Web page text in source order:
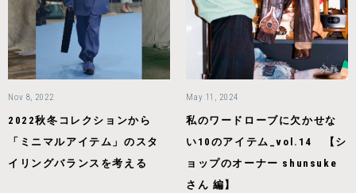
Nov 8, 2022
2022秋冬コレクションから
「ミニマルアイテム」のスタ
イリングバランスを考える
May 11, 2024
私のワードローブに欠かせな
い10のアイテム_vol.14 【シ
ョップのオーナー shunsuke
さん 編】